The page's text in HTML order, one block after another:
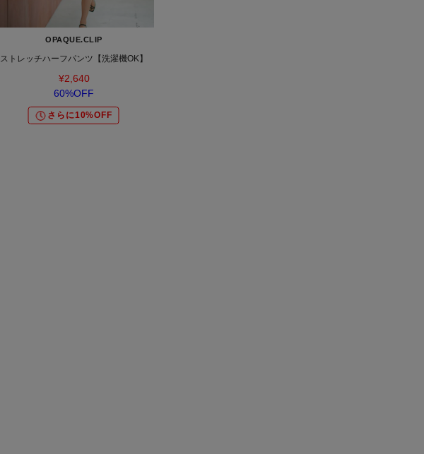
OPAQUE.CLIP
ストレッチハーフパンツ【洗濯機OK】
¥2,640
60%OFF
さらに10%OFF